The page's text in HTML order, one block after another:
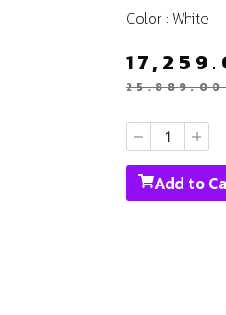
Color : White
Add to